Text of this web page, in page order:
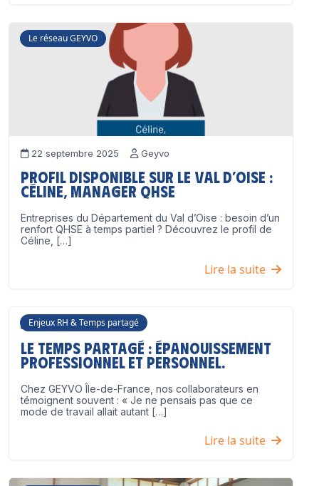
Le réseau GEYVO
22 septembre 2025 Geyvo
Profil disponible sur le Val d’Oise :
Céline, Manager QHSE
Entreprises du Département du Val d’Oise : besoin d’un
renfort QHSE à temps partiel ? Découvrez le profil de
Céline, […]
Lire la suite
Enjeux RH & Temps partagé
17 juillet 2025 Geyvo
Le temps partagé : épanouissement
professionnel ET personnel.
Chez GEYVO Île-de-France, nos collaborateurs en
témoignent souvent : « Je ne pensais pas que ce
mode de travail allait autant […]
Lire la suite